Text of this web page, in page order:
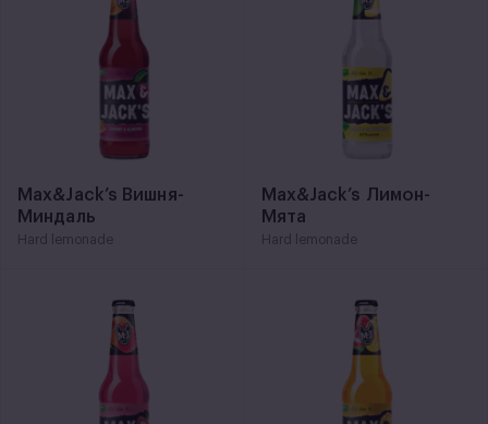
Max&Jack’s Вишня-
Миндаль
Hard lemonade
Max&Jack’s Лимон-
Мята
Hard lemonade